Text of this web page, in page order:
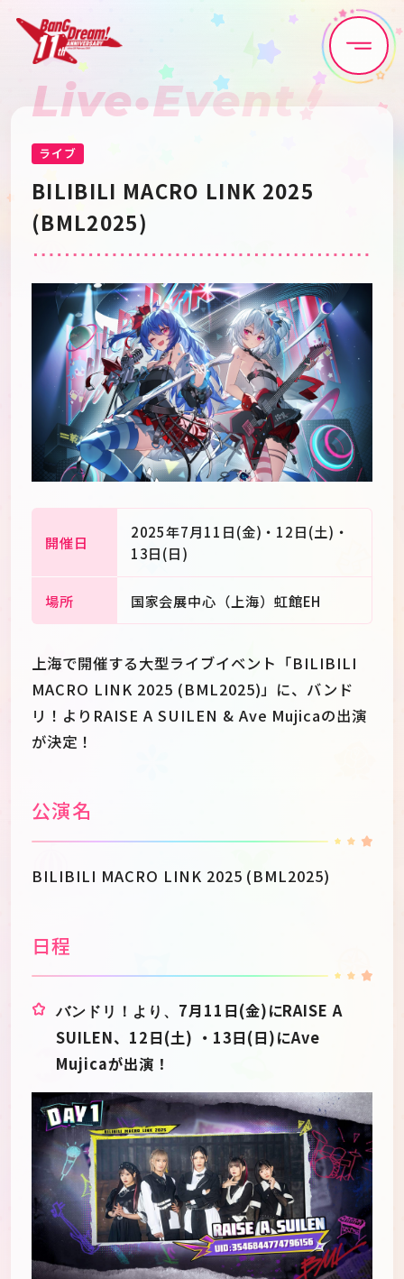
Home News
Live•Event
Artist
Schedule About
Goods
JP EN
Live•Event
ライブ
BILIBILI MACRO LINK 2025
(BML2025)
開催日
2025年7月11日(金)・12日(土)・
13日(日)
場所 国家会展中心（上海）虹館EH
上海で開催する大型ライブイベント「BILIBILI
MACRO LINK 2025 (BML2025)」に、バンド
リ！よりRAISE A SUILEN & Ave Mujicaの出演
が決定！
公演名
BILIBILI MACRO LINK 2025 (BML2025)
日程
バンドリ！より、 7月11日(金)にRAISE A
SUILEN、12日(土) ・13日(日)にAve
Mujicaが出演！